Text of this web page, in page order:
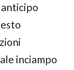
anticipo
inciampo